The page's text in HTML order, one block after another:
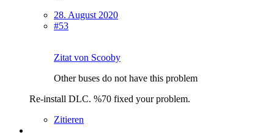
28. August 2020
#53
Zitat von Scooby
Other buses do not have this problem
Re-install DLC. %70 fixed your problem.
Zitieren